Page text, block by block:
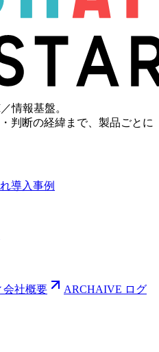
情報基盤。
判断の経緯まで、製品ごとに
導入事例
会社概要
ARCHAIVE ログ